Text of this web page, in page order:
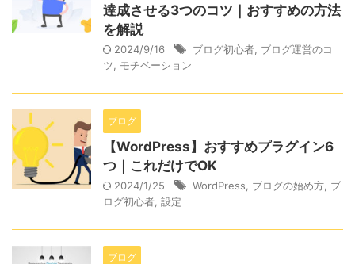
達成させる3つのコツ｜おすすめの方法
を解説
2024/9/16 ブログ初心者 ブログ運営のコ
ツ
モチベーション
ブログ
【WordPress】おすすめプラグイン6
つ｜これだけでOK
2024/1/25 WordPress ブログの始め方 ブ
ログ初心者 設定
ブログ